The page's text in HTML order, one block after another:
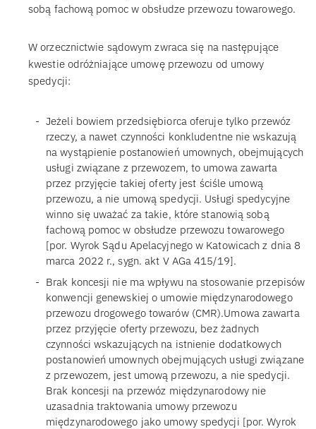
sobą fachową pomoc w obsłudze przewozu towarowego.
W orzecznictwie sądowym zwraca się na następujące
kwestie odróżniające umowę przewozu od umowy
spedycji:
Jeżeli bowiem przedsiębiorca oferuje tylko przewóz
rzeczy, a nawet czynności konkludentne nie wskazują
na wystąpienie postanowień umownych, obejmujących
usługi związane z przewozem, to umowa zawarta
przez przyjęcie takiej oferty jest ściśle umową
przewozu, a nie umową spedycji. Usługi spedycyjne
winno się uważać za takie, które stanowią sobą
fachową pomoc w obsłudze przewozu towarowego
[por. Wyrok Sądu Apelacyjnego w Katowicach z dnia 8
marca 2022 r., sygn. akt V AGa 415/19].
Brak koncesji nie ma wpływu na stosowanie przepisów
konwencji genewskiej o umowie międzynarodowego
przewozu drogowego towarów (CMR).Umowa zawarta
przez przyjęcie oferty przewozu, bez żadnych
czynności wskazujących na istnienie dodatkowych
postanowień umownych obejmujących usługi związane
z przewozem, jest umową przewozu, a nie spedycji.
Brak koncesji na przewóz międzynarodowy nie
uzasadnia traktowania umowy przewozu
międzynarodowego jako umowy spedycji [por. Wyrok